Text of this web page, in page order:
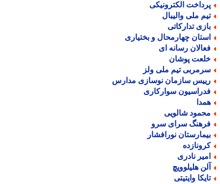
الکترونیکی
ملی والیبال
تدارکاتی
چهارمحال و بختیاری
رسانه ای
پوشان
تیم ملی ولز
سازمان نوسازی مدارس
سوارکاری
شالویی
سرای سرو
نورافشار
نادری
هلیلوویچ
وایتیتی